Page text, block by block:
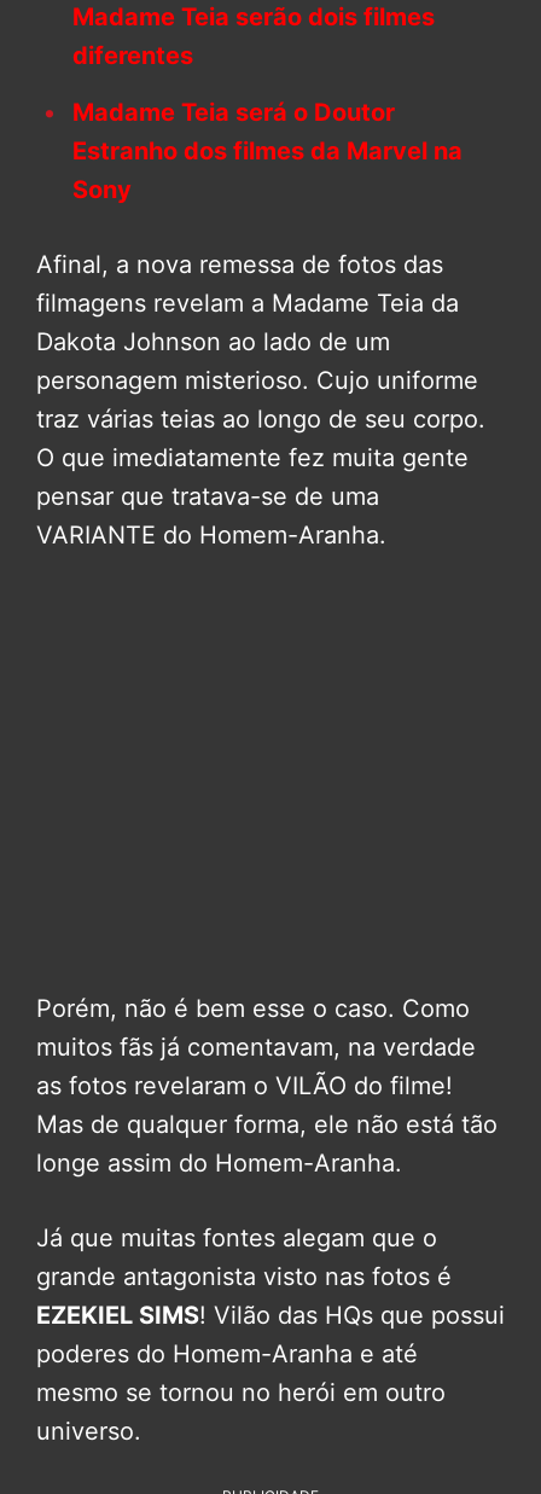
Madame Teia serão dois filmes
diferentes
Madame Teia será o Doutor
Estranho dos filmes da Marvel na
Sony
Afinal, a nova remessa de fotos das
filmagens revelam a Madame Teia da
Dakota Johnson ao lado de um
personagem misterioso. Cujo uniforme
traz várias teias ao longo de seu corpo.
O que imediatamente fez muita gente
pensar que tratava-se de uma
VARIANTE do Homem-Aranha.
Porém, não é bem esse o caso. Como
muitos fãs já comentavam, na verdade
as fotos revelaram o VILÃO do filme!
Mas de qualquer forma, ele não está tão
longe assim do Homem-Aranha.
Já que muitas fontes alegam que o
grande antagonista visto nas fotos é
EZEKIEL SIMS! Vilão das HQs que possui
poderes do Homem-Aranha e até
mesmo se tornou no herói em outro
universo.